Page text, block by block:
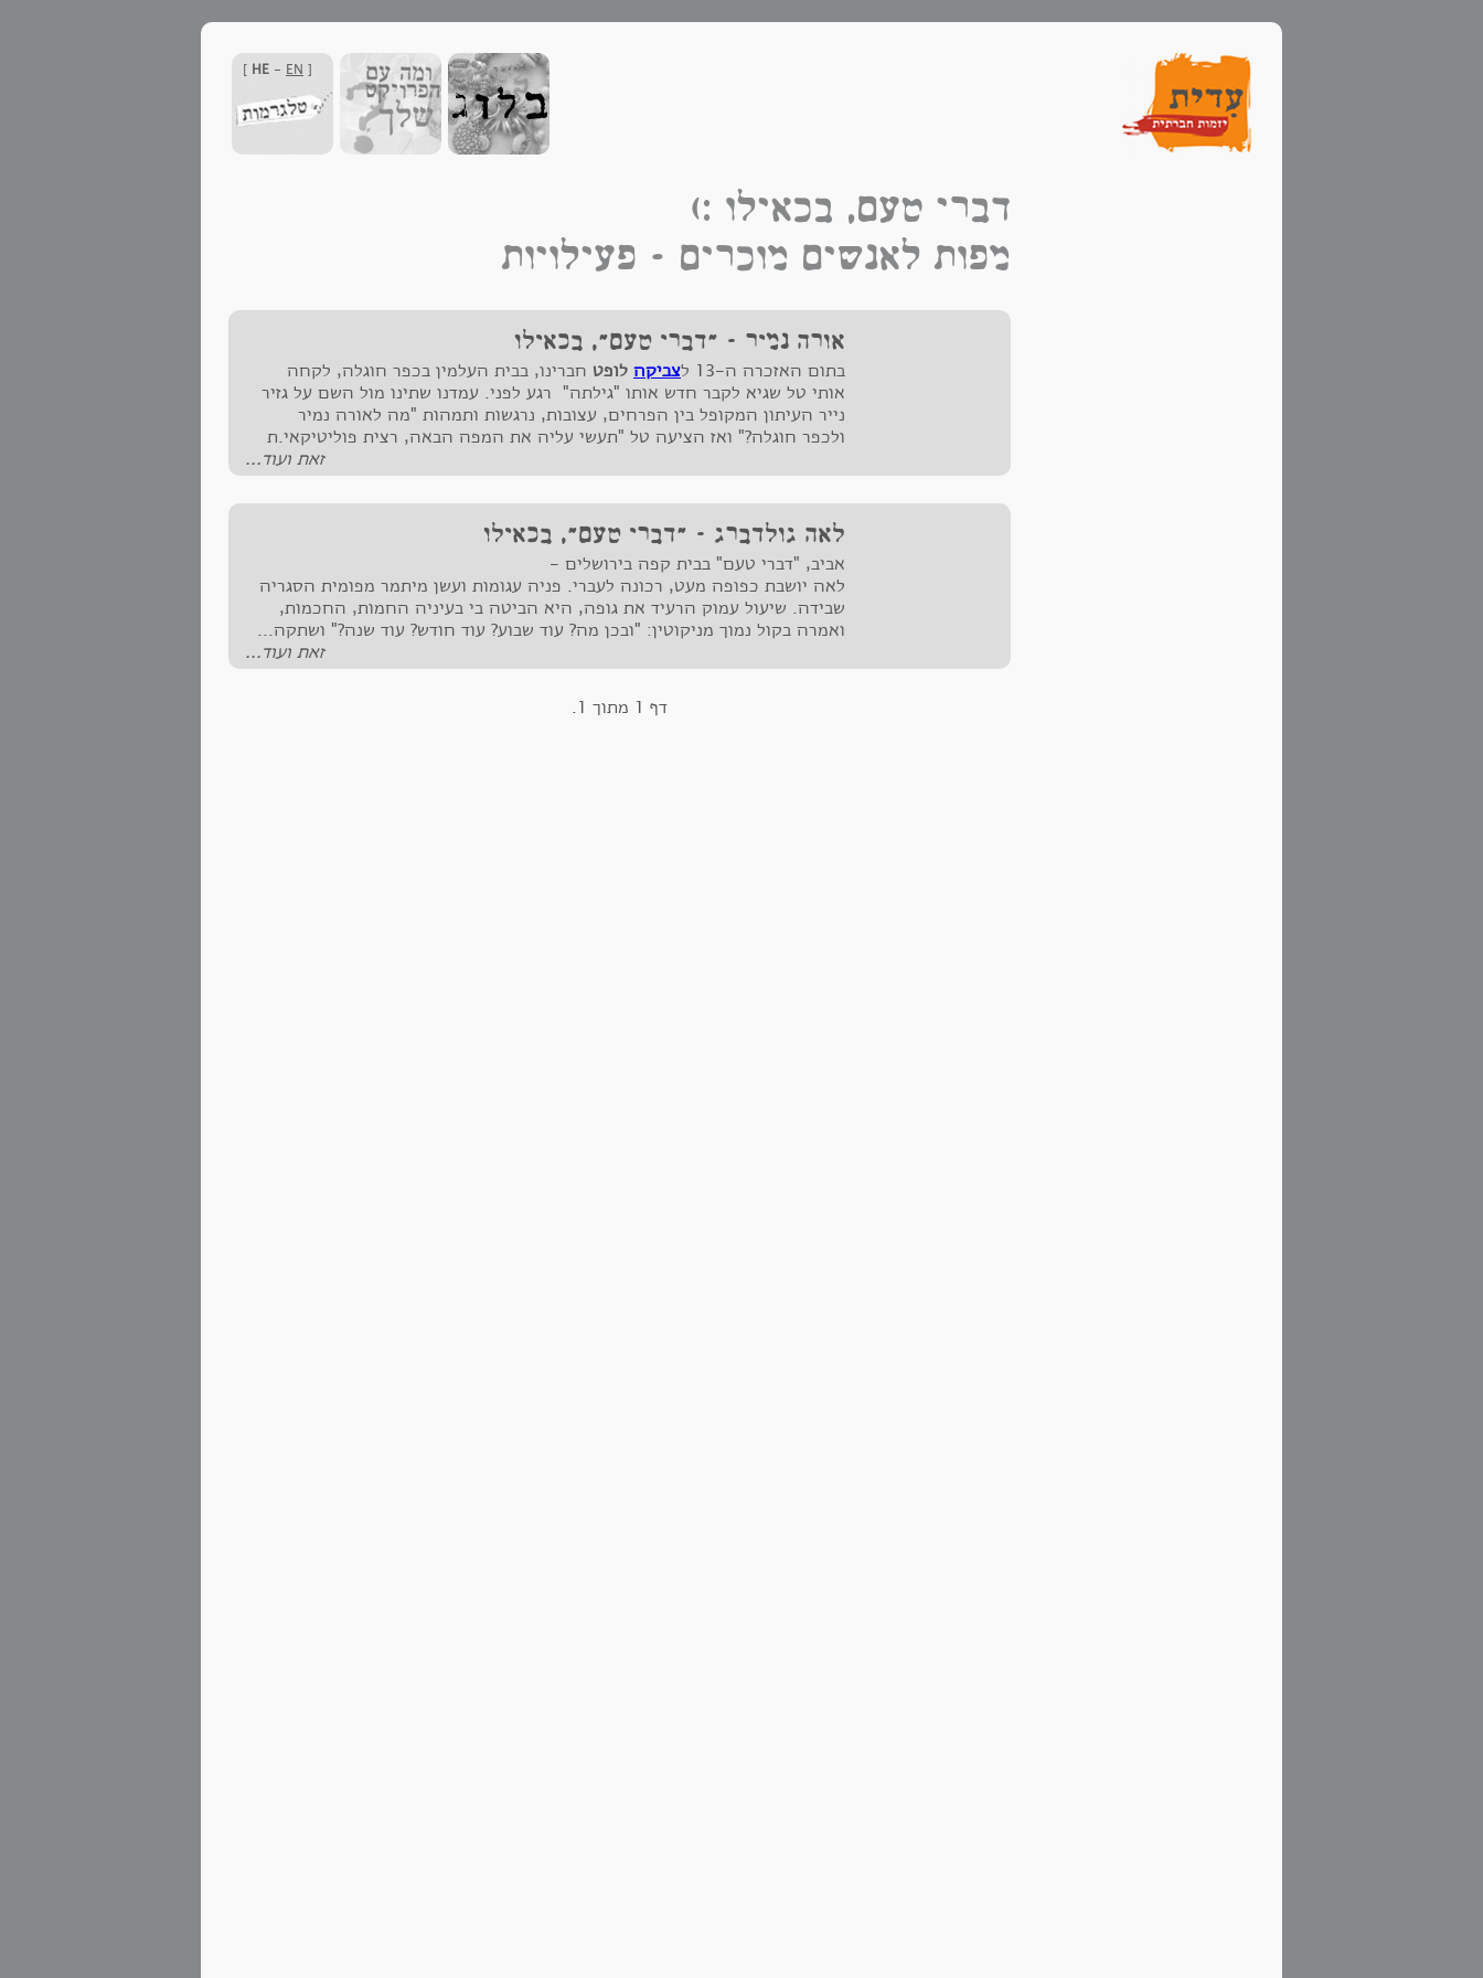
[
HE - EN
]
דברי טעם, בכאילו :)
מפות לאנשים מוכרים – פעילויות
אורה נמיר - "דברי טעם", בכאילו
בתום האזכרה ה-13 ל צביקה לופט חברינו, בבית העלמין בכפר חוגלה, לקחה
אותי טל שגיא לקבר חדש אותו "גילתה" רגע לפני. עמדנו שתינו מול השם על גזיר
נייר העיתון המקופל בין הפרחים, עצובות, נרגשות ותמהות "מה לאורה נמיר
ולכפר חוגלה?" ואז הציעה טל "תעשי עליה את המפה הבאה, רצית פוליטיקאי.ת
זאת ועוד...
לאה גולדברג - "דברי טעם", בכאילו
אביב, "דברי טעם" בבית קפה בירושלים -
לאה יושבת כפופה מעט, רכונה לעברי. פניה עגומות ועשן מיתמר מפומית הסגריה
שבידה. שיעול עמוק הרעיד את גופה, היא הביטה בי בעיניה החמות, החכמות,
ואמרה בקול נמוך מניקוטין: "ובכן מה? עוד שבוע? עוד חודש? עוד שנה?" ושתקה...
זאת ועוד...
דף 1 מתוך 1.